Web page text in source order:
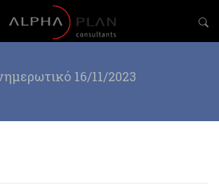
16/11/2023